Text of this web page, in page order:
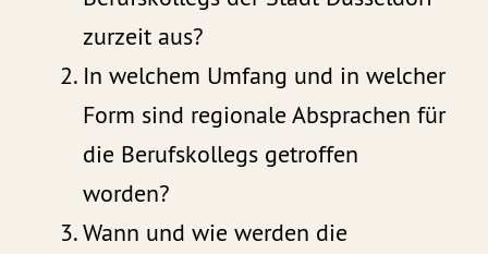
zurzeit aus?
In welchem Umfang und in welcher
Form sind regionale Absprachen für
die Berufskollegs getroffen
worden?
Wann und wie werden die